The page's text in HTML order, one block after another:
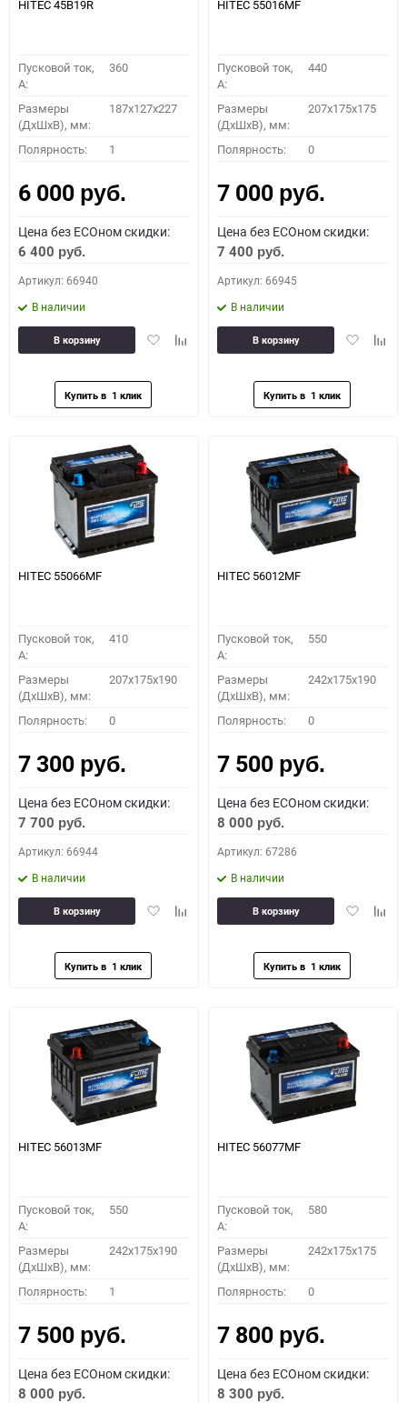
HITEC 45B19R
Пусковой ток,
A:
360
Размеры
(ДхШхВ), мм:
187x127x227
Полярность: 1
6 000 руб.
Цена без ECOном скидки:
6 400 руб.
Артикул: 66940
В наличии
ДобавитьДобавить
В корзину
HITEC 55016MF
Пусковой ток,
A:
440
Размеры
(ДхШхВ), мм:
207x175x175
Полярность: 0
7 000 руб.
Цена без ECOном скидки:
7 400 руб.
Артикул: 66945
В наличии
Добавить
В корзину
HITEC 55066MF
Пусковой ток,
A:
410
Размеры
(ДхШхВ), мм:
207x175x190
Полярность: 0
7 300 руб.
Цена без ECOном скидки:
7 700 руб.
Артикул: 66944
В наличии
ДобавитьДобавить
В корзину
HITEC 56012MF
Пусковой ток,
A:
550
Размеры
(ДхШхВ), мм:
242x175x190
Полярность: 0
7 500 руб.
Цена без ECOном скидки:
8 000 руб.
Артикул: 67286
В наличии
Добавить
В корзину
HITEC 56013MF
Пусковой ток,
A:
550
Размеры
(ДхШхВ), мм:
242x175x190
Полярность: 1
7 500 руб.
Цена без ECOном скидки:
8 000 руб.
HITEC 56077MF
Пусковой ток,
A:
580
Размеры
(ДхШхВ), мм:
242x175x175
Полярность: 0
7 800 руб.
Цена без ECOном скидки:
8 300 руб.